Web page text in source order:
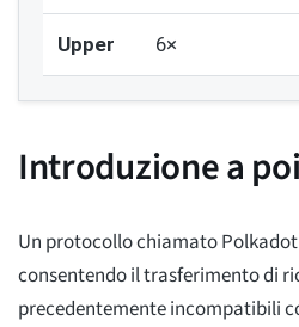
Upper 6×
Introduzione a
Un protocollo chiamato
consentendo il trasferimento di
precedentemente incompatibili